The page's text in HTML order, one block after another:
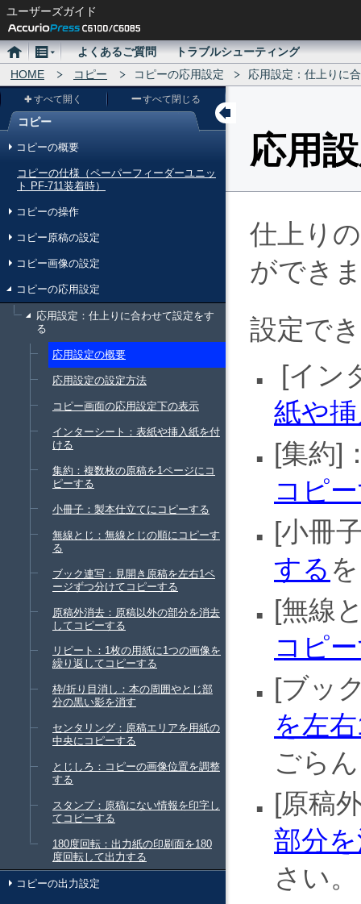
ユーザーズガイド
ホ
ー
メ
ニ
ュ
ー
よくあるご質問
トラブルシューティング
HOME
コピー コピーの応用設定 応用設定：仕上りに
メ
ー
コピー
すべて開く すべて閉じる
コピーの概要
コピーの仕様（ペーパーフィーダーユニッ
ト PF-711装着時）
コピーの操作
コピー原稿の設定
コピー画像の設定
コピーの応用設定
応用設定：仕上りに合わせて設定をす
る
応用設定の概要
応用設定の設定方法
コピー画面の応用設定下の表示
インターシート：表紙や挿入紙を付
ける
集約：複数枚の原稿を1ページにコ
ピーする
小冊子：製本仕立てにコピーする
無線とじ：無線とじの順にコピーす
る
ブック連写：見開き原稿を左右1ペ
ージずつ分けてコピーする
原稿外消去：原稿以外の部分を消去
してコピーする
リピート：1枚の用紙に1つの画像を
繰り返してコピーする
枠/折り目消し：本の周囲やとじ部
分の黒い影を消す
センタリング：原稿エリアを用紙の
中央にコピーする
とじしろ：コピーの画像位置を調整
する
スタンプ：原稿にない情報を印字し
てコピーする
180度回転：出力紙の印刷面を180
度回転して出力する
コピーの出力設定
応用
仕上り
ができ
設定で
イン
紙や
集約
コピ
小冊
する
無線
コピ
ブッ
を左
ごら
原稿
部分
さい。